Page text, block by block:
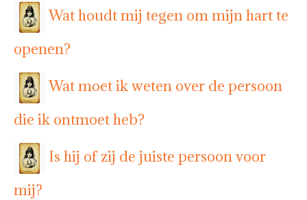
Wat houdt mij tegen om mijn hart te
openen?
Wat moet ik weten over de persoon
die ik ontmoet heb?
Is hij of zij de juiste persoon voor
mij?